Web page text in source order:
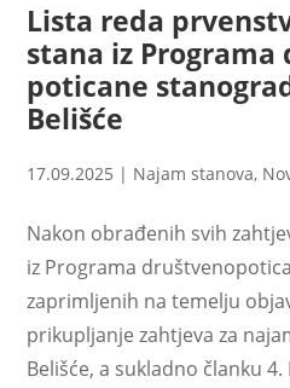
Lista reda
stana iz Programa
poticane
Belišće
17.09.2025 | Najam stanova,
Nakon obrađenih svih
iz Programa
zaprimljenih na temelju
prikupljanje zahtjeva za
Belišće, a sukladno članku